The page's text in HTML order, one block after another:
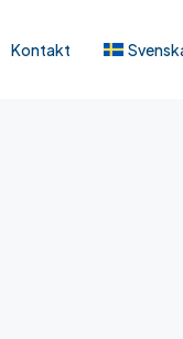
Kontakt